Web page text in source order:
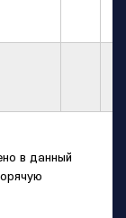
в данный